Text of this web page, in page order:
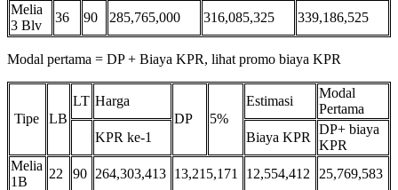
Melia
3 Blv
36 90 285,765,000 316,085,325 339,186,525
Modal pertama = DP + Biaya KPR, lihat promo biaya KPR
Tipe LB
LT Harga
DP
5%
Estimasi
Modal
Pertama
KPR ke-1
Biaya KPR
DP+ biaya
KPR
Melia
1B
22 90 264,303,413 13,215,171 12,554,412
25,769,583